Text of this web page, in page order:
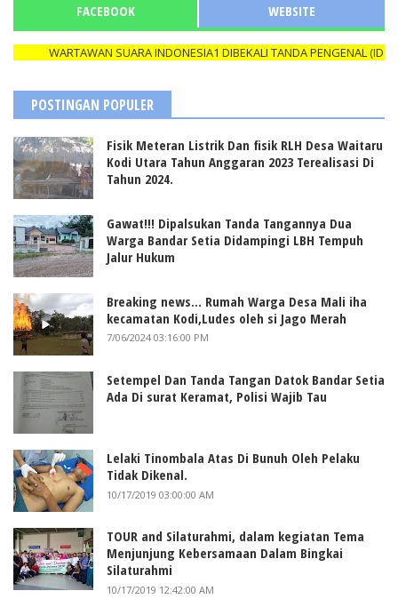
FACEBOOK WEBSITE
WARTAWAN SUARA INDONESIA1 DIBEKALI TANDA PENGENAL (ID
POSTINGAN POPULER
Fisik Meteran Listrik Dan fisik RLH Desa Waitaru
Kodi Utara Tahun Anggaran 2023 Terealisasi Di
Tahun 2024.
Gawat!!! Dipalsukan Tanda Tangannya Dua
Warga Bandar Setia Didampingi LBH Tempuh
Jalur Hukum
Breaking news... Rumah Warga Desa Mali iha
kecamatan Kodi,Ludes oleh si Jago Merah
7/06/2024 03:16:00 PM
Setempel Dan Tanda Tangan Datok Bandar Setia
Ada Di surat Keramat, Polisi Wajib Tau
Lelaki Tinombala Atas Di Bunuh Oleh Pelaku
Tidak Dikenal.
10/17/2019 03:00:00 AM
TOUR and Silaturahmi, dalam kegiatan Tema
Menjunjung Kebersamaan Dalam Bingkai
Silaturahmi
10/17/2019 12:42:00 AM